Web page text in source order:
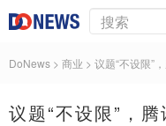
DoNews > 商业 > 议题“不设限”
议题“不设限”，